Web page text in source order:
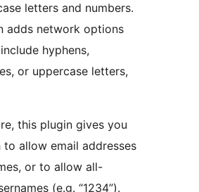
letters and numbers.
adds network options
hyphens,
or uppercase letters,
this plugin gives you
allow email addresses
or to allow all-
(e.g. “1234”).